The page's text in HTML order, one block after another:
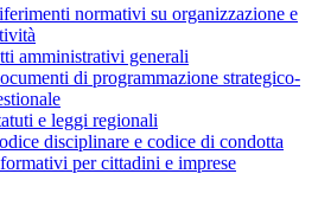
normativi su organizzazione e
amministrativi generali
di programmazione strategico-
e leggi regionali
disciplinare e codice di condotta
per cittadini e imprese